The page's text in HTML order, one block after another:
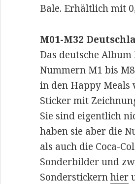
Bale. Erhältlich mit
M01-M32
Das deutsche
Nummern M1 bis
in den Happy Meals
Sticker mit
Sie sind eigentlich
haben sie aber die
als auch die Coca-
Sonderbilder und
Sonderstickernhier